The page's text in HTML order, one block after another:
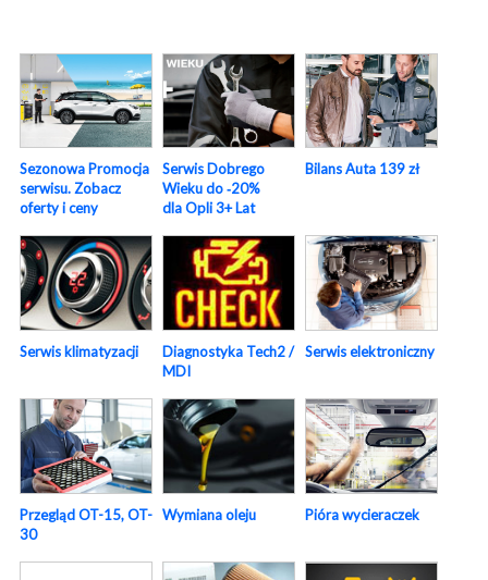
Sezonowa Promocja
serwisu. Zobacz
oferty i ceny
Serwis Dobrego
Wieku do ‑20%
dla Opli 3+ Lat
Bilans Auta 139 zł
Serwis klimatyzacji
Diagnostyka Tech2 /
MDI
Serwis elektroniczny
Przegląd OT-15, OT-
30
Wymiana oleju Pióra wycieraczek